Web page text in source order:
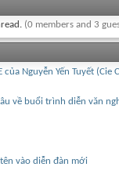
(0 members and 3
Nguyễn Yến Tuyết (Cie
về buổi trình diễn văn
vào diễn đàn mới